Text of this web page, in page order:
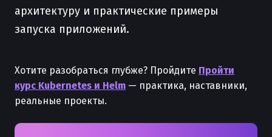
архитектуру и практические примеры
запуска приложений.
Хотите разобраться глубже? Пройдите Пройти
курс Kubernetes и Helm — практика, наставники,
реальные проекты.